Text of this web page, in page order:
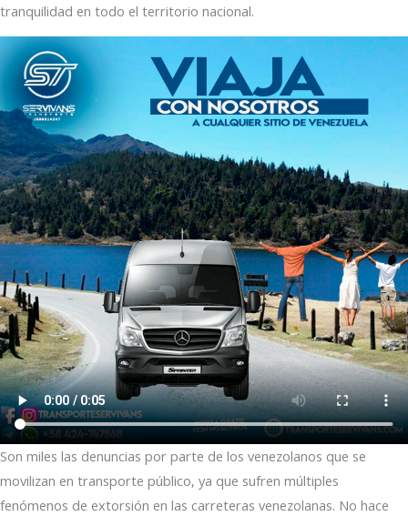
tranquilidad en todo el territorio nacional.
Son miles las denuncias por parte de los venezolanos que se
movilizan en transporte público, ya que sufren múltiples
fenómenos de extorsión en las carreteras venezolanas. No hace